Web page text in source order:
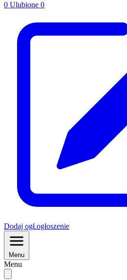
0 Ulubione 0
Dodaj ogł.ogłoszenie
Menu
Menu